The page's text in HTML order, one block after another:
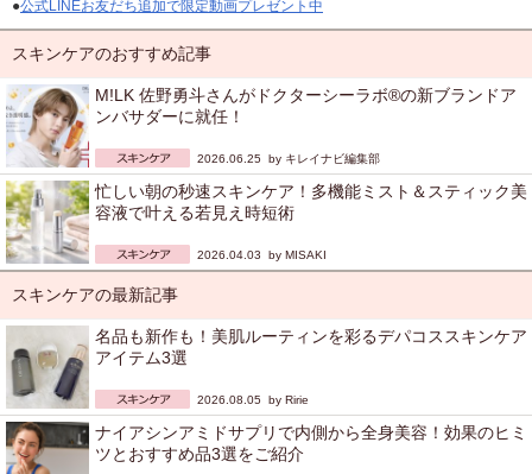
●公式LINEお友だち追加で限定動画プレゼント中
スキンケアのおすすめ記事
M!LK 佐野勇斗さんがドクターシーラボ®の新ブランドア
ンバサダーに就任！
2026.06.25 by キレイナビ編集部
忙しい朝の秒速スキンケア！多機能ミスト＆スティック美
容液で叶える若見え時短術
2026.04.03 by MISAKI
スキンケアの最新記事
名品も新作も！美肌ルーティンを彩るデパコススキンケア
アイテム3選
2026.08.05 by Ririe
ナイアシンアミドサプリで内側から全身美容！効果のヒミ
ツとおすすめ品3選をご紹介